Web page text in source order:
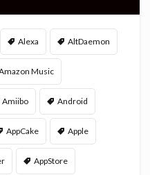
Alexa AltDaemon
Music
Amiibo Android
AppCake Apple
AppStore